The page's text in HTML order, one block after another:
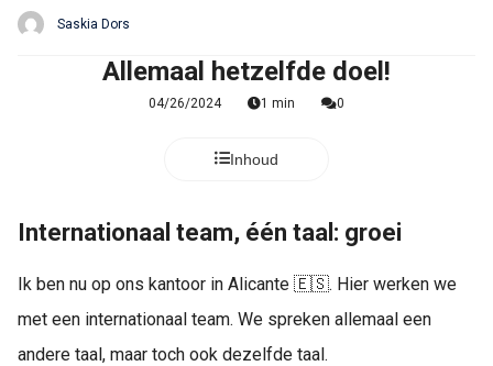
Saskia Dors
Allemaal hetzelfde doel!
04/26/2024 1 min 0
Inhoud
Internationaal team, één taal: groei
Ik ben nu op ons kantoor in Alicante 🇪🇸. Hier werken we
met een internationaal team. We spreken allemaal een
andere taal, maar toch ook dezelfde taal.